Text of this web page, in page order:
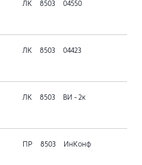
ЛК 8503 04550
ЛК 8503 04423
ЛК 8503 ВИ - 2к
ПР 8503 ИнКонф